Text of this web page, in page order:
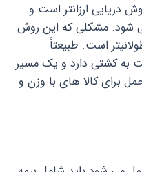
دریایی ارزان­تر است و
شود. مشکلی که این روش
است. طبیعتاً
به کشتی دارد و یک مسیر
برای کالا های با وزن و